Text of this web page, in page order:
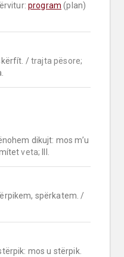
program (plan)
/ trajta pësore;
dikujt: mos m’u
veta;
mos u stërpik.